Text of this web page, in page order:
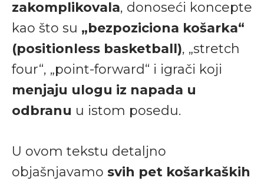
zakomplikovala, donoseći koncepte
kao što su „bezpoziciona košarka“
(positionless basketball), „stretch
four“, „point-forward“ i igrači koji
menjaju ulogu iz napada u
odbranu u istom posedu.
U ovom tekstu detaljno
objašnjavamo svih pet košarkaških